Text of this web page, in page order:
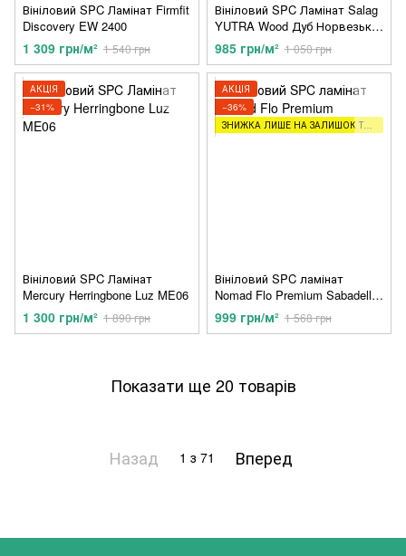
Вініловий SPC Ламінат Firmfit
Discovery EW 2400
1 309 грн/м² 1 540 грн
Вініловий SPC Ламінат Salag
YUTRA Wood Дуб Норвезька
скеля (4мм) YA0005
985 грн/м² 1 050 грн
АКЦІЯ
−31%
Вініловий SPC Ламінат
Mercury Herringbone Luz ME06
1 300 грн/м² 1 890 грн
АКЦІЯ
−36%
ЗНИЖКА ЛИШЕ НА ЗАЛИШОК ТОВАРУ (2,5,8М)
Вініловий SPC ламінат
Nomad Flo Premium Sabadell
NF10108
999 грн/м² 1 568 грн
Показати ще 20 товарів
Назад 1 з 71 Вперед